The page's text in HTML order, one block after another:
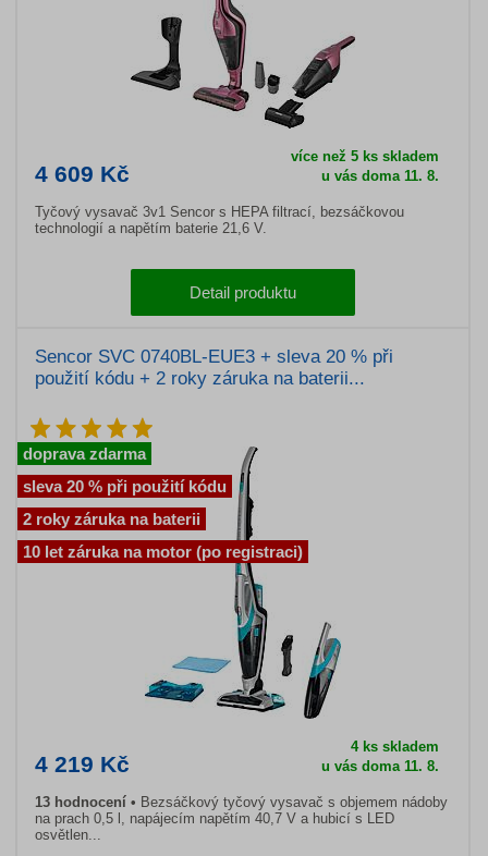
4 609 Kč
více než 5 ks skladem
u vás doma 11. 8.
Tyčový vysavač 3v1 Sencor s HEPA filtrací, bezsáčkovou
technologií a napětím baterie 21,6 V.
Detail produktu
Sencor SVC 0740BL-EUE3 + sleva 20 % při
použití kódu + 2 roky záruka na baterii...
4 219 Kč
4 ks skladem
u vás doma 11. 8.
13 hodnocení
Bezsáčkový tyčový vysavač s objemem nádoby
na prach 0,5 l, napájecím napětím 40,7 V a hubicí s LED
osvětlen...
doprava zdarma
sleva 20 % při použití kódu
2 roky záruka na baterii
10 let záruka na motor (po registraci)